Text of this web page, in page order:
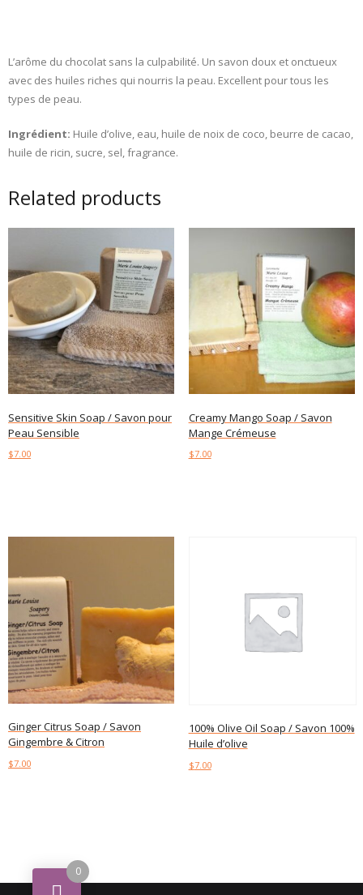
L’arôme du chocolat sans la culpabilité. Un savon doux et onctueux
avec des huiles riches qui nourris la peau. Excellent pour tous les
types de peau.
Ingrédient: Huile d’olive, eau, huile de noix de coco, beurre de cacao,
huile de ricin, sucre, sel, fragrance.
Related products
Sensitive Skin Soap / Savon pour
Peau Sensible
$7.00
Creamy Mango Soap / Savon
Mange Crémeuse
$7.00
Ginger Citrus Soap / Savon
Gingembre & Citron
$7.00
100% Olive Oil Soap / Savon 100%
Huile d’olive
$7.00
0